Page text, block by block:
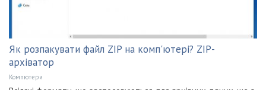
Як розпакувати файл ZIP на комп'ютері? ZIP-
архіватор
Компютери